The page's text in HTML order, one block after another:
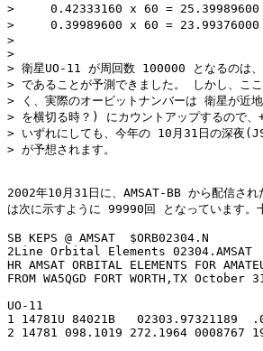
>     0.42333160 x 60 =
>     0.39989600 x 60 =
>
>
> 衛星UO-11 が周回数 100000 となるのは
> であることが予測できました。 しかし、こ
> く、実際のオービットナンバーは 衛星が近
> を横切る時？) にカウントアップするので
> いずれにしても、今年の 10月31日の深夜
> が予想されます。
2002年10月31日に、AMSAT-BB から配信さ
は次に示すように 99990回 となっています
SB KEPS @ AMSAT  $ORB02304.N
2Line Orbital Elements 02304.AMSAT
HR AMSAT ORBITAL ELEMENTS FOR
FROM WA5QGD FORT WORTH,TX October
UO-11
1 14781U 84021B   02303.97321189
2 14781 098.1019 272.1964 0008767